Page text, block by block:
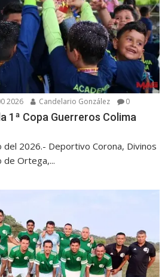
2026 Candelario González 0
1ª Copa Guerreros Colima
del 2026.- Deportivo Corona, Divinos
de Ortega,...